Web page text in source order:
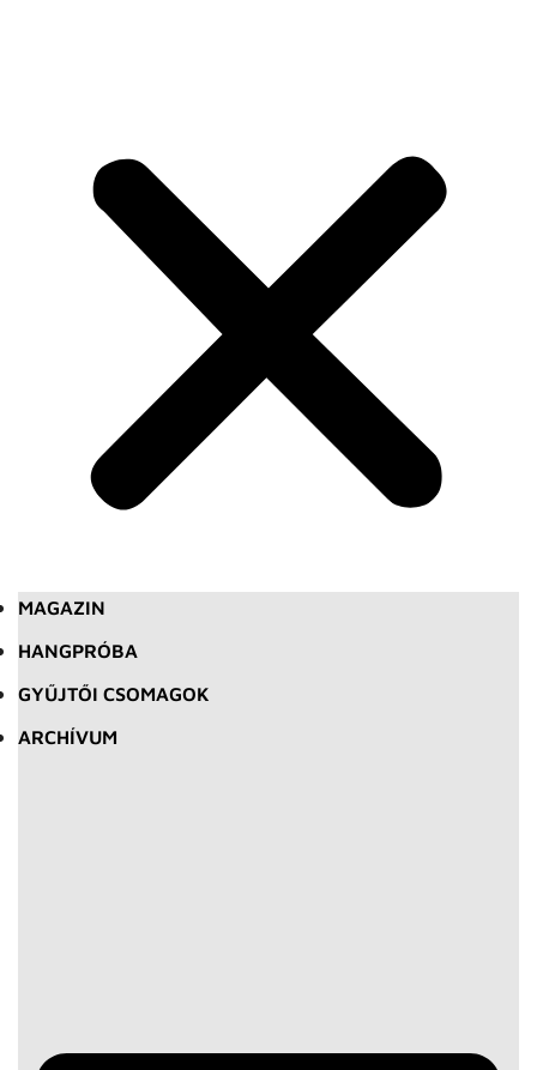
MAGAZIN
HANGPRÓBA
GYŰJTŐI CSOMAGOK
ARCHÍVUM